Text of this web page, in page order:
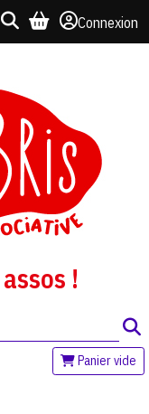
Connexion
!
Panier vide